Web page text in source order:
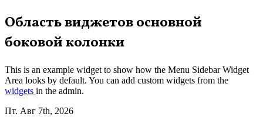
Перейти
к
содержимому
Область виджетов основной
боковой колонки
This is an example widget to show how the Menu Sidebar Widget
Area looks by default. You can add custom widgets from the
widgets in the admin.
Пт. Авг 7th, 2026